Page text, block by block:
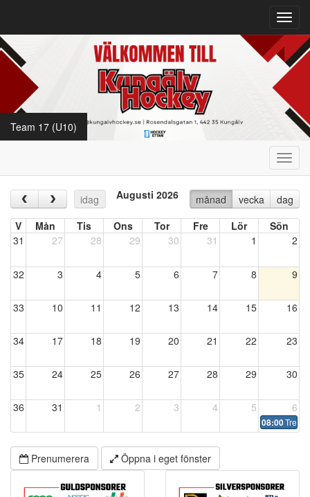
Team 17 (U10)
‹ › idag Augusti 2026 månad vecka dag
08:00
V Mån Tis Ons Tor Fre Lör
Sön
31
27 28 29 30 31 1 2
32 3 4 5 6 7 8 9
33 10 11 12 13 14 15 16
34 17 18 19 20 21 22 23
35 24 25 26 27 28 29 30
36 31 1 2 3 4 5 6
Prenumerera Öppna i eget fönster